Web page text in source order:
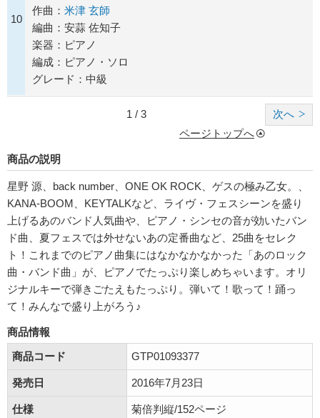
10
作曲： 米津 玄師
編曲：安蒜 佐知子
楽器：ピアノ
編成：ピアノ・ソロ
グレード：中級
次へ
1 / 3
ページトップへ
商品の説明
星野 源、back number、ONE OK ROCK、ゲスの極み乙女。、
KANA-BOOM、KEYTALKなど、ライヴ・フェスシーンを盛り
上げるあのバンド人気曲や、ピアノ・シンセの音が効いたバン
ド曲、夏フェスでは外せないあの定番曲など、25曲をセレク
ト！これまでのピアノ曲集にはなかなかなかった「あのロック
曲・バンド曲」が、ピアノでたっぷり楽しめちゃいます。オリ
ジナルキーで弾きごたえもたっぷり。弾いて！歌って！踊っ
て！みんなで盛り上がろう♪
商品情報
商品コード
GTP01093377
発売日 2016年7月23日
仕様 菊倍判縦/152ページ